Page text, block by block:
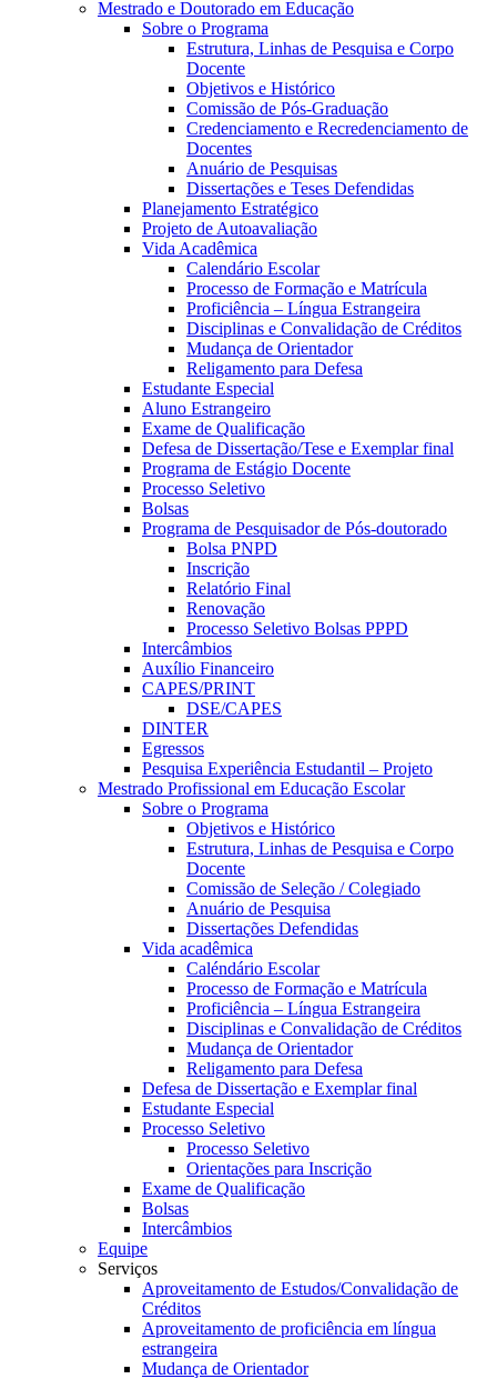
Mestrado e Doutorado em Educação
Sobre o Programa
Estrutura, Linhas de Pesquisa e Corpo
Docente
Objetivos e Histórico
Comissão de Pós-Graduação
Credenciamento e Recredenciamento de
Docentes
Anuário de Pesquisas
Dissertações e Teses Defendidas
Planejamento Estratégico
Projeto de Autoavaliação
Vida Acadêmica
Calendário Escolar
Processo de Formação e Matrícula
Proficiência – Língua Estrangeira
Disciplinas e Convalidação de Créditos
Mudança de Orientador
Religamento para Defesa
Estudante Especial
Aluno Estrangeiro
Exame de Qualificação
Defesa de Dissertação/Tese e Exemplar final
Programa de Estágio Docente
Processo Seletivo
Bolsas
Programa de Pesquisador de Pós-doutorado
Bolsa PNPD
Inscrição
Relatório Final
Renovação
Processo Seletivo Bolsas PPPD
Intercâmbios
Auxílio Financeiro
CAPES/PRINT
DSE/CAPES
DINTER
Egressos
Pesquisa Experiência Estudantil – Projeto
Mestrado Profissional em Educação Escolar
Sobre o Programa
Objetivos e Histórico
Estrutura, Linhas de Pesquisa e Corpo
Docente
Comissão de Seleção / Colegiado
Anuário de Pesquisa
Dissertações Defendidas
Vida acadêmica
Caléndário Escolar
Processo de Formação e Matrícula
Proficiência – Língua Estrangeira
Disciplinas e Convalidação de Créditos
Mudança de Orientador
Religamento para Defesa
Defesa de Dissertação e Exemplar final
Estudante Especial
Processo Seletivo
Processo Seletivo
Orientações para Inscrição
Exame de Qualificação
Bolsas
Intercâmbios
Equipe
Serviços
Aproveitamento de Estudos/Convalidação de
Créditos
Aproveitamento de proficiência em língua
estrangeira
Mudança de Orientador